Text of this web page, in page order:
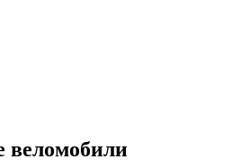
веломобили